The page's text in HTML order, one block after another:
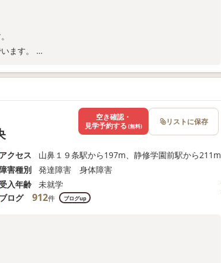
ます。
アクセス
山鼻１９条駅から197m、静修学園前駅から211m
害種別
発達障害 身体障害
入年齢
未就学
ブログ
912件 ブログup
空き確認・
見学予約する (無料) リストに保存